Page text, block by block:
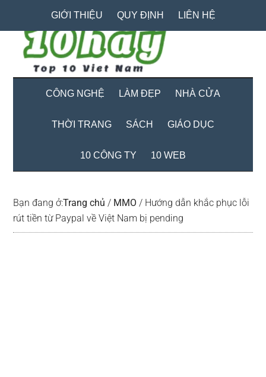
content
secondary
menu
primary
sidebar
GIỚI THIỆU QUY ĐỊNH LIÊN HỆ
CÔNG NGHỆ LÀM ĐẸP NHÀ CỬA
THỜI TRANG SÁCH GIÁO DỤC
10 CÔNG TY 10 WEB
Bạn đang ở:Trang chủ / MMO / Hướng dẫn khắc phục lỗi
rút tiền từ Paypal về Việt Nam bị pending